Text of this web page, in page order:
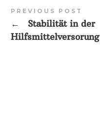
PREVIOUS POST
←
Stabilität in der
Hilfsmittelversorung